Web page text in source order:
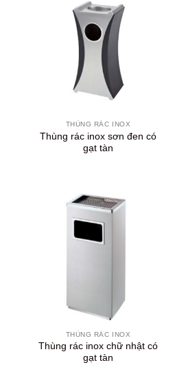
THÙNG RÁC INOX
Thùng rác inox sơn đen có
gạt tàn
THÙNG RÁC INOX
Thùng rác inox chữ nhật có
gạt tàn